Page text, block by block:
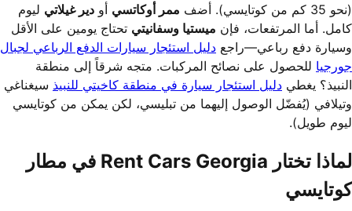
(نحو 35 كم من كوتايسي). أضف
ممر أوكاتسي أو دير غيلاتي ليوم
كامل. أما المرتفعات، فإن ميستيا وسفانيتي تحتاج يومين على الأقل
وسيارة دفع رباعي—راجع دليل استئجار سيارات الدفع الرباعي لجبال
جورجيا للحصول على نصائح المركبات. متجه شرقاً إلى منطقة
النبيذ؟ يغطي دليل استئجار سيارة في منطقة كاخيتي للنبيذ سيغناغي
وتيلافي (يُفضّل الوصول إليهما من تبليسي، لكن يمكن من كوتايسي
ليوم طويل).
لماذا تختار Rent Cars Georgia في مطار
كوتايسي